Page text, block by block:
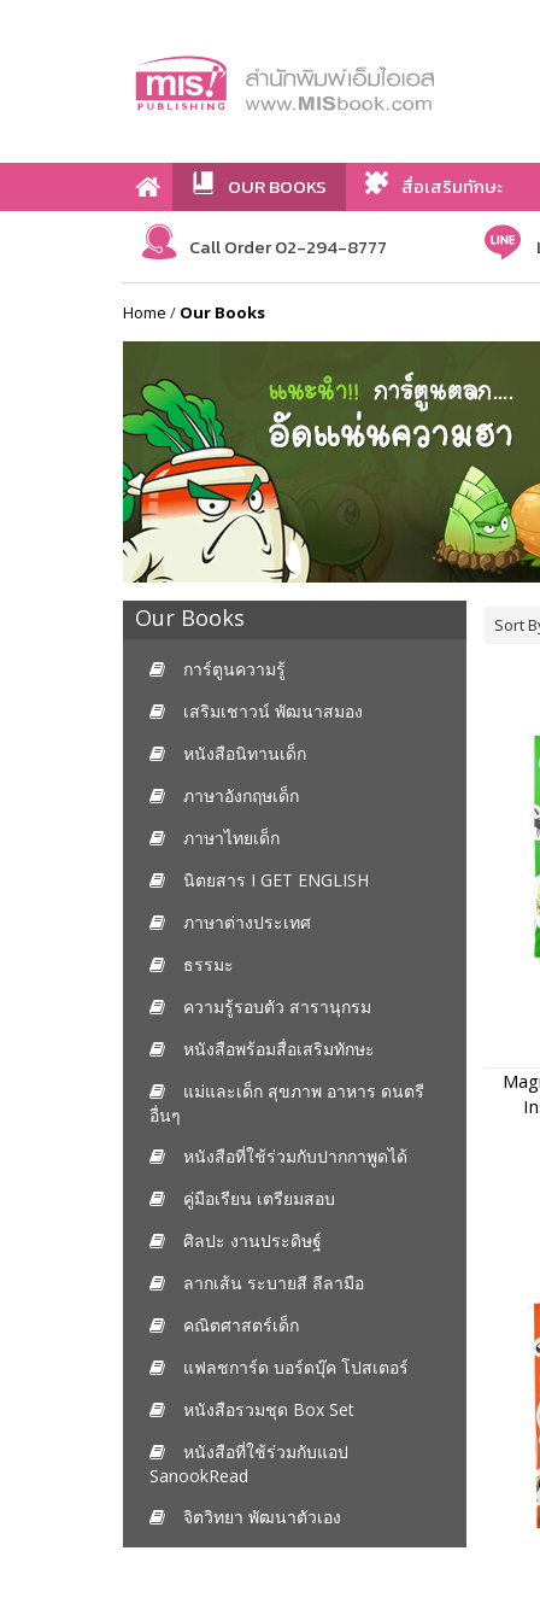
OUR BOOKS สื่อเสริมทักษะ
Call Order 02-294-8777
Home / Our Books
Our Books
การ์ตูนความรู้
เสริมเชาวน์ พัฒนาสมอง
หนังสือนิทานเด็ก
ภาษาอังกฤษเด็ก
ภาษาไทยเด็ก
นิตยสาร I GET ENGLISH
ภาษาต่างประเทศ
ธรรมะ
ความรู้รอบตัว สารานุกรม
หนังสือพร้อมสื่อเสริมทักษะ
แม่และเด็ก สุขภาพ อาหาร ดนตรี
อื่นๆ
หนังสือที่ใช้ร่วมกับปากกาพูดได้
คู่มือเรียน เตรียมสอบ
ศิลปะ งานประดิษฐ์
ลากเส้น ระบายสี ลีลามือ
คณิตศาสตร์เด็ก
แฟลชการ์ด บอร์ดบุ๊ค โปสเตอร์
หนังสือรวมชุด Box Set
หนังสือที่ใช้ร่วมกับแอป
SanookRead
จิตวิทยา พัฒนาตัวเอง
Sort